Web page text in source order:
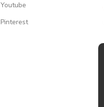
Youtube
Pinterest